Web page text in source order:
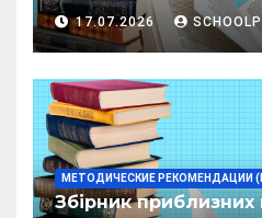
пентру елевий
организациилор де
17.07.2026
МЕТОДИЧЕСКИЕ РЕКОМЕНДАЦИИ
Збірник